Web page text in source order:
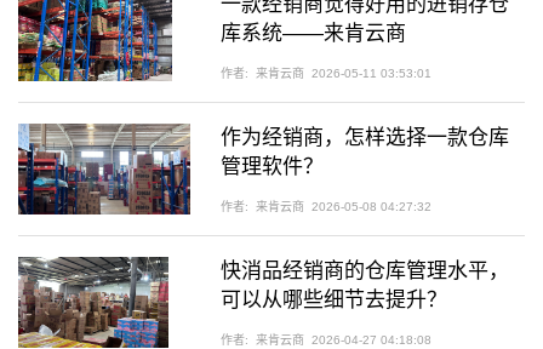
一款经销商觉得好用的进销存仓
库系统——来肯云商
作者: 来肯云商 2026-05-11 03:53:01
作为经销商，怎样选择一款仓库
管理软件？
作者: 来肯云商 2026-05-08 04:27:32
快消品经销商的仓库管理水平，
可以从哪些细节去提升？
作者: 来肯云商 2026-04-27 04:18:08